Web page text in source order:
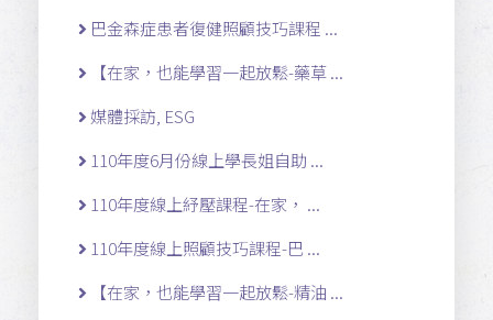
巴金森症患者復健照顧技巧課程 ...
【在家，也能學習一起放鬆-藥草 ...
媒體採訪, ESG
110年度6月份線上學長姐自助 ...
110年度線上紓壓課程-在家， ...
110年度線上照顧技巧課程-巴 ...
【在家，也能學習一起放鬆-精油 ...